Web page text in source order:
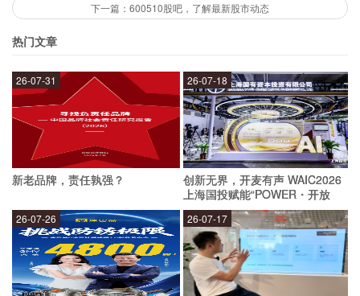
2. 该股票的买入时机是什么？
如果您决定入手该股票，建议在股价处于较低位置
时购入。同时，也需要考虑公司的业绩表现和未来
发展前景，以避免在不利的时期购入。
3. 该股票的卖出时机是什么？
如果您已经持有了该股票，建议在股价处于较高位
置时逐步卖出。同时，需要密切关注公司的业绩表
现和市场走势，以避免错失卖出时机。
下一篇：600510股吧，了解最新股市动态
热门文章
新老品牌，责任孰强？
26-07-31
创新无界，开麦有声 WAIC2026
上海国投赋能“POWER・开放
麦”专场成功举办
26-07-18
26-07-26 26-07-17